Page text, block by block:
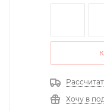
Хочу в